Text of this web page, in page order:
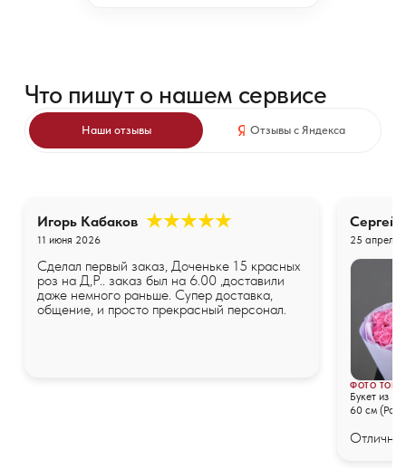
Что пишут о нашем сервисе
Наши отзывы Отзывы с Яндекса
Игорь Кабаков
11 июня 2026
Сделал первый заказ, Доченьке 15 красных
роз на Д,Р.. заказ был на 6.00 ,доставили
даже немного раньше. Супер доставка,
общение, и просто прекрасный персонал.
Сергей
25 апреля
ФОТО
Букет из
60 см